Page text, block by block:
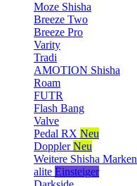
Moze Shisha
Breeze Two
Breeze Pro
Varity
Tradi
AMOTION Shisha
Roam
FUTR
Flash Bang
Valve
Pedal RX Neu
Doppler Neu
Weitere Shisha Marken
alite Einsteiger